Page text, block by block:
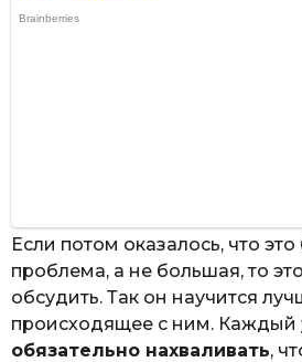
Если потом оказалось, что
проблема, а не большая, то
обсудить. Так он научится
происходящее с ним. Каждый
обязательно нахваливать,